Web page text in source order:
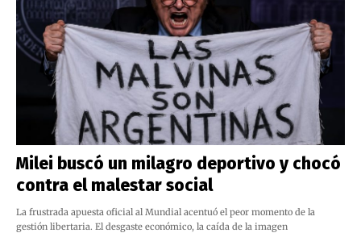
Milei buscó un milagro deportivo y chocó
contra el malestar social
La frustrada apuesta oficial al Mundial acentuó el peor momento de la
gestión libertaria. El desgaste económico, la caída de la imagen